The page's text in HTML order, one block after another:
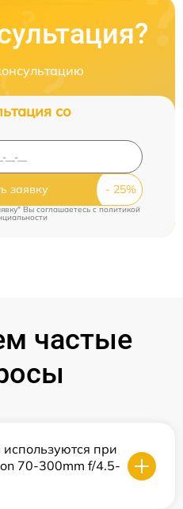
со
заявку
Вы соглашаетесь cполитикой
частые
при
70-300mm f/4.5-